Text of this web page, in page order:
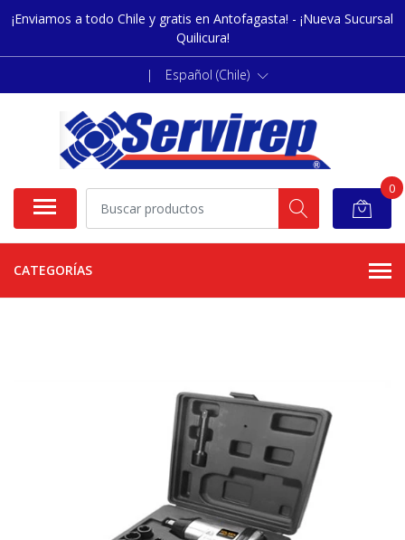
¡Enviamos a todo Chile y gratis en Antofagasta! - ¡Nueva Sucursal
Quilicura!
| Español (Chile)
0
CATEGORÍAS